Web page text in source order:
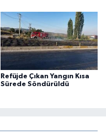
Refüjde Çıkan Yangın Kısa
Sürede Söndürüldü